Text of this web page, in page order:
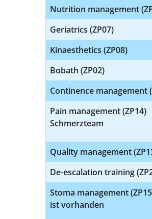
Nutrition management
Geriatrics (ZP07)
Kinaesthetics (ZP08)
Bobath (ZP02)
Continence management
Pain management (ZP14)
Schmerzteam
Quality management
De-escalation training
Stoma management
ist vorhanden